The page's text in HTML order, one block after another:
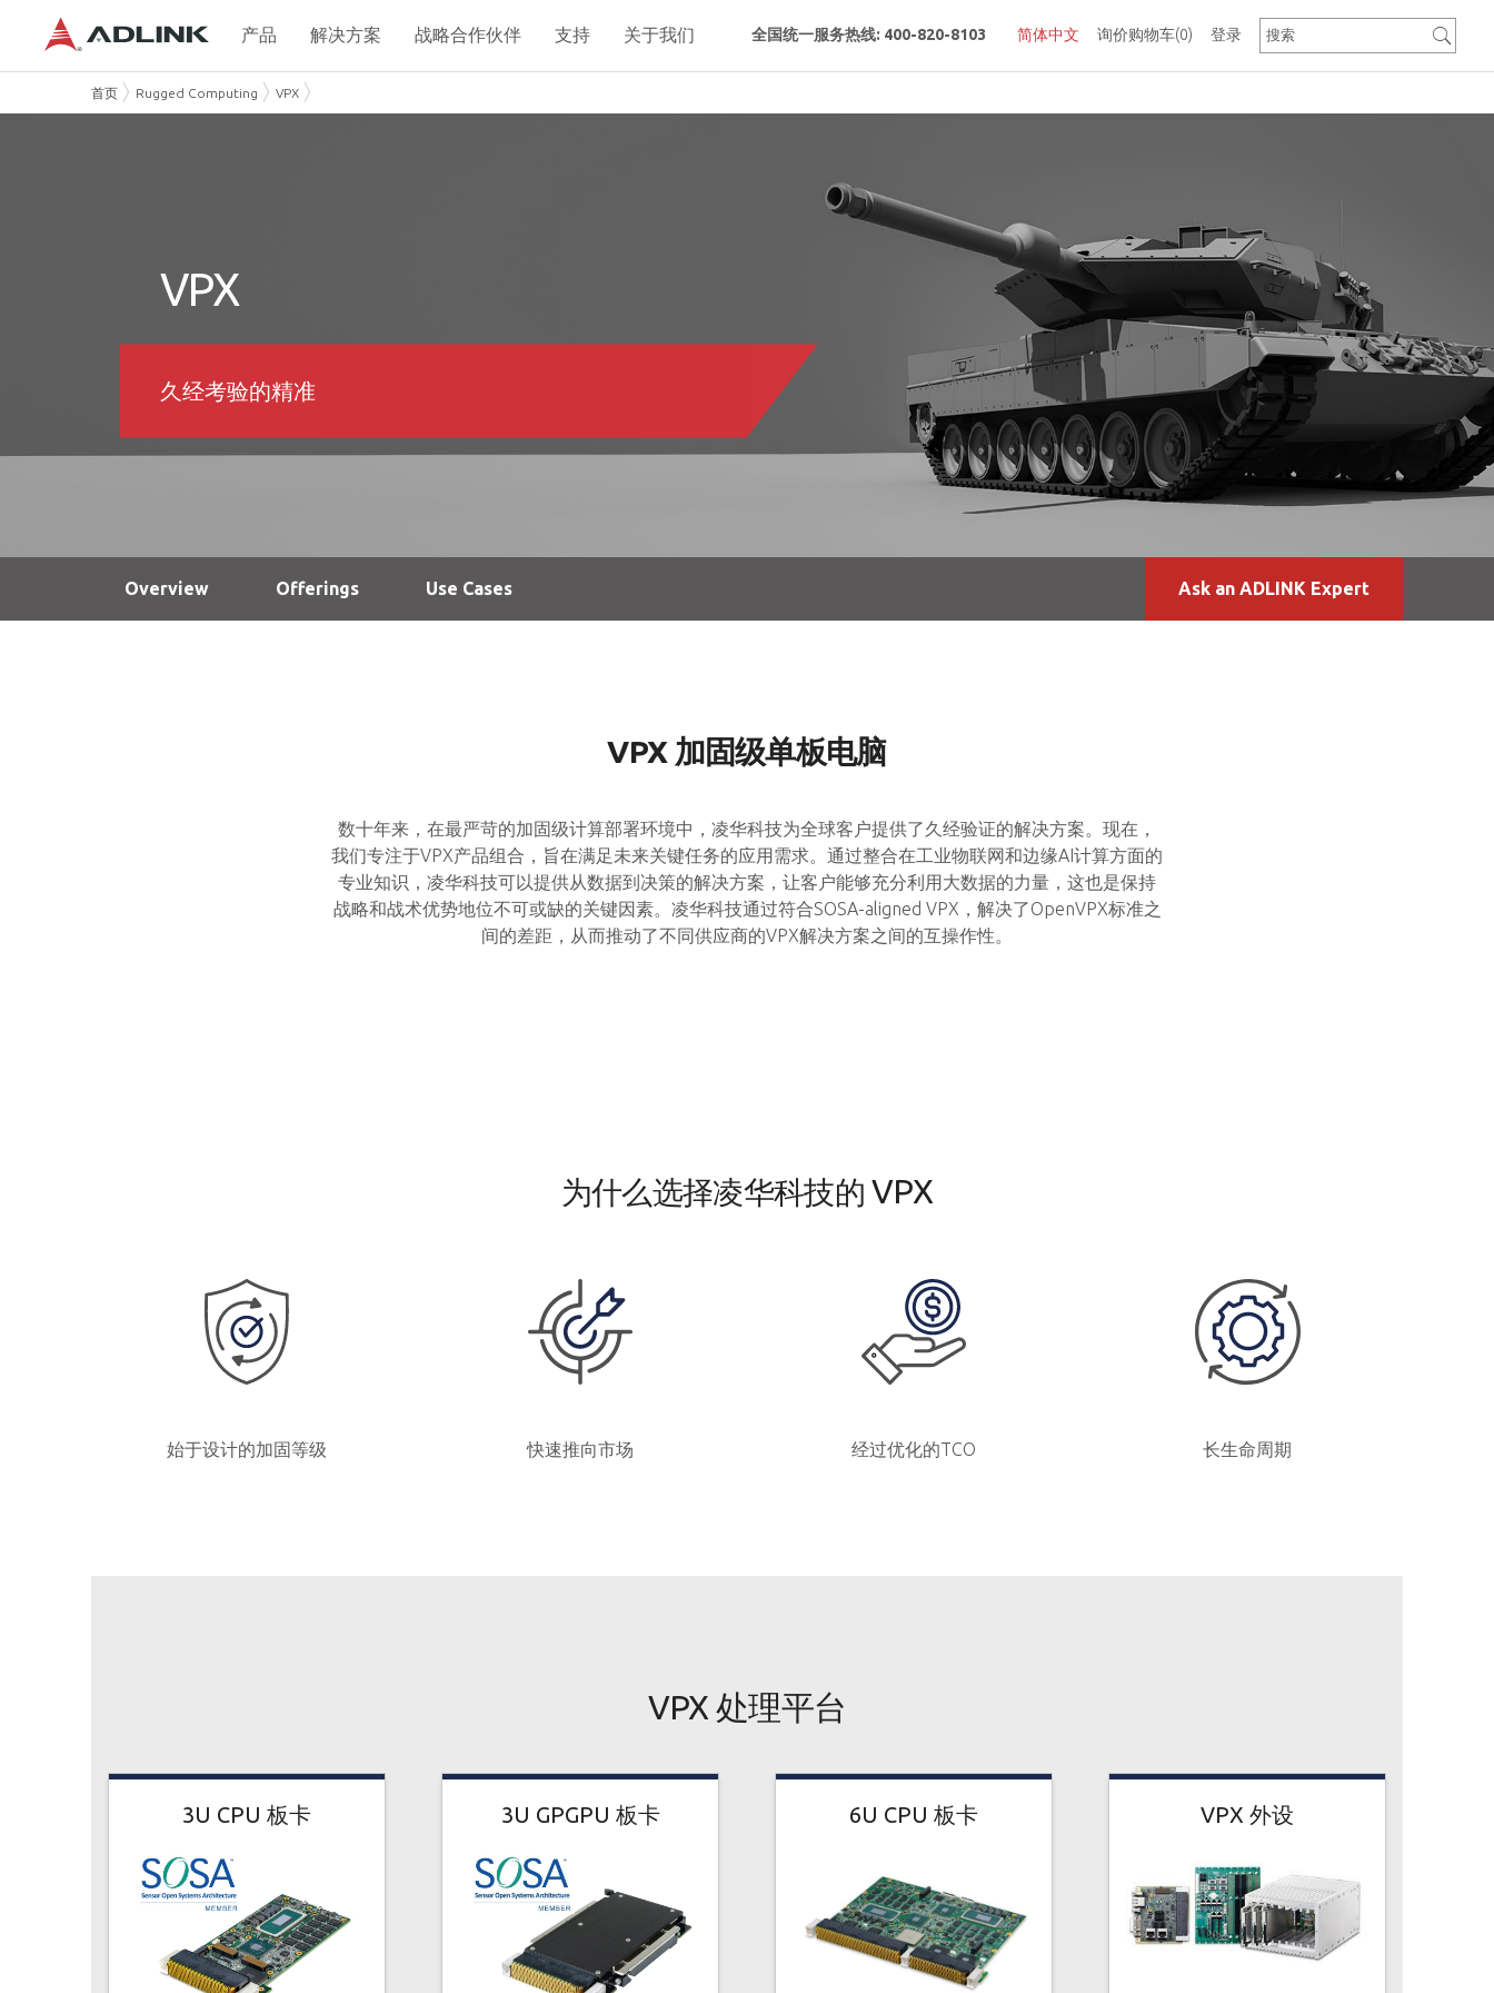
询价购物车(0)
简体中文
全国统一服务热线: 400-820-8103 登录
产品 解决方案 战略合作伙伴 支持 关于我们
首页 Rugged Computing VPX
VPX
久经考验的精准
Overview Offerings Use Cases Ask an ADLINK Expert
VPX 加固级单板电脑
数十年来，在最严苛的加固级计算部署环境中，凌华科技为全球客户提供了久经验证的解决方案。现在，
我们专注于VPX产品组合，旨在满足未来关键任务的应用需求。通过整合在工业物联网和边缘AI计算方面的
专业知识，凌华科技可以提供从数据到决策的解决方案，让客户能够充分利用大数据的力量，这也是保持
战略和战术优势地位不可或缺的关键因素。凌华科技通过符合SOSA-aligned VPX，解决了OpenVPX标准之
间的差距，从而推动了不同供应商的VPX解决方案之间的互操作性。
为什么选择凌华科技的 VPX
始于设计的加固等级 快速推向市场 经过优化的TCO 长生命周期
VPX 处理平台
3U CPU 板卡 3U GPGPU 板卡 6U CPU 板卡 VPX 外设